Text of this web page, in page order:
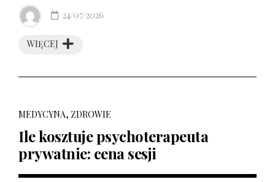
WIĘCEJ
24/07/2026
MEDYCYNA, ZDROWIE
Ile kosztuje psychoterapeuta
prywatnie: cena sesji